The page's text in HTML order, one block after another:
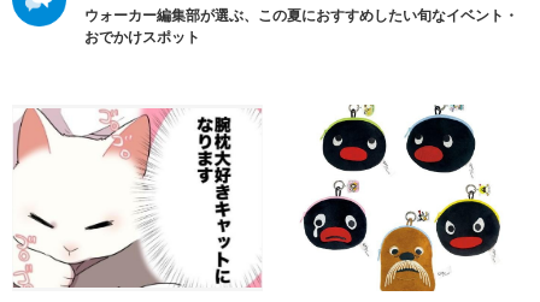
ウォーカー編集部が選ぶ、この夏におすすめしたい旬なイベント・
おでかけスポット